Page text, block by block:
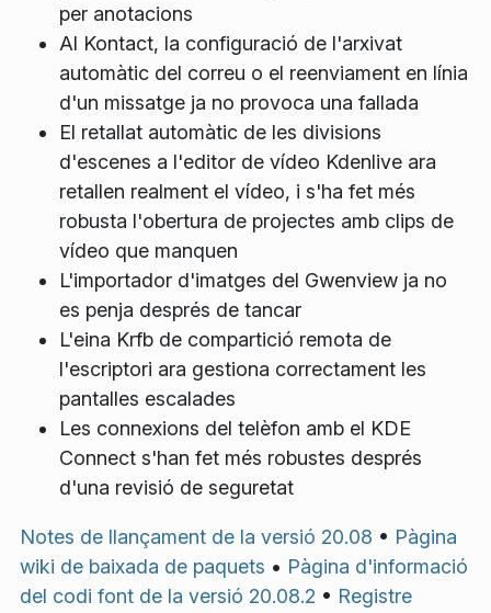
per anotacions
Al Kontact, la configuració de l'arxivat
automàtic del correu o el reenviament en línia
d'un missatge ja no provoca una fallada
El retallat automàtic de les divisions
d'escenes a l'editor de vídeo Kdenlive ara
retallen realment el vídeo, i s'ha fet més
robusta l'obertura de projectes amb clips de
vídeo que manquen
L'importador d'imatges del Gwenview ja no
es penja després de tancar
L'eina Krfb de compartició remota de
l'escriptori ara gestiona correctament les
pantalles escalades
Les connexions del telèfon amb el KDE
Connect s'han fet més robustes després
d'una revisió de seguretat
Notes de llançament de la versió 20.08 • Pàgina
wiki de baixada de paquets • Pàgina d'informació
del codi font de la versió 20.08.2 • Registre